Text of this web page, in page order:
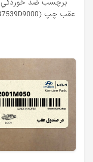
عقب چپ (87539D9000) کیا